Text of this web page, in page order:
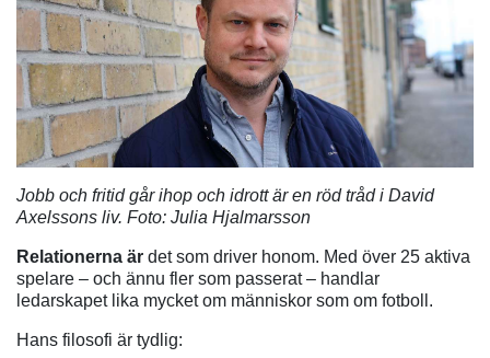
Jobb och fritid går ihop och idrott är en röd tråd i David
Axelssons liv. Foto: Julia Hjalmarsson
Relationerna är det som driver honom. Med över 25 aktiva
spelare – och ännu fler som passerat – handlar
ledarskapet lika mycket om människor som om fotboll.
Hans filosofi är tydlig: